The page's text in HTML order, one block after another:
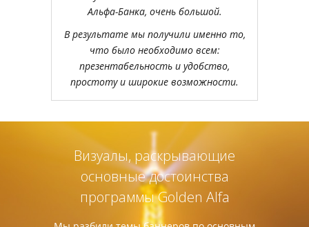
Альфа-Банка, очень большой.
В результате мы получили именно то,
что было необходимо всем:
презентабельность и удобство,
простоту и широкие возможности.
Визуалы, раскрывающие
основные достоинства
программы Golden Alfa